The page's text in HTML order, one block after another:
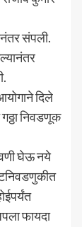
संपली.
दिले
निवडणूक
घेऊ नये
फायदा